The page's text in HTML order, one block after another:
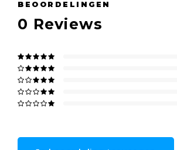
BEOORDELINGEN
0 Reviews